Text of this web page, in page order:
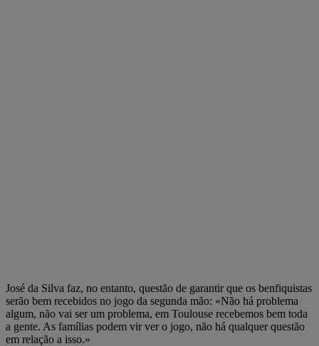
José da Silva faz, no entanto, questão de garantir que os benfiquistas
serão bem recebidos no jogo da segunda mão: «Não há problema
algum, não vai ser um problema, em Toulouse recebemos bem toda
a gente. As famílias podem vir ver o jogo, não há qualquer questão
em relação a isso.»